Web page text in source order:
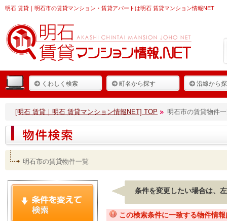
明石 賃貸 ｜明石市の賃貸マンション・賃貸アパートは明石 賃貸マンション情報NET
くわしく検索 町名から探す 沿線から
[明石 賃貸｜明石 賃貸マンション情報NET] TOP 明石市の賃貸物件
明石市の賃貸物件一覧
条件を変更したい場合は、
この検索条件に一致する物件情